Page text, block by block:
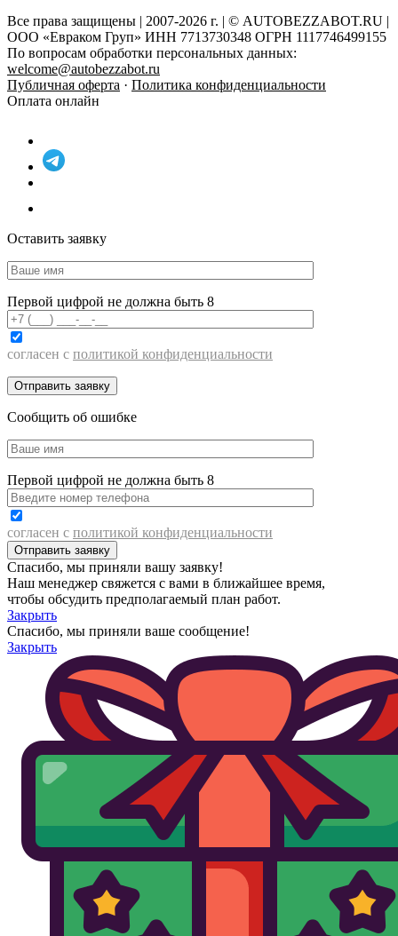
Все права защищены | 2007-2026 г. | © AUTOBEZZABOT.RU |
ООО «Евраком Груп» ИНН 7713730348 ОГРН 1117746499155
По вопросам обработки персональных данных:
welcome@autobezzabot.ru
Публичная оферта · Политика конфиденциальности
Оплата онлайн
Оставить заявку
Первой цифрой не должна быть 8
согласен с политикой конфиденциальности
Сообщить об ошибке
Первой цифрой не должна быть 8
согласен с политикой конфиденциальности
Спасибо, мы приняли вашу заявку!
Наш менеджер свяжется с вами в ближайшее время,
чтобы обсудить предполагаемый план работ.
Закрыть
Спасибо, мы приняли ваше сообщение!
Закрыть